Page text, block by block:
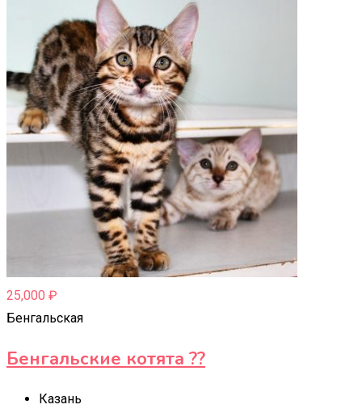
25,000 ₽
Бенгальская
Бенгальские котята ??
Казань